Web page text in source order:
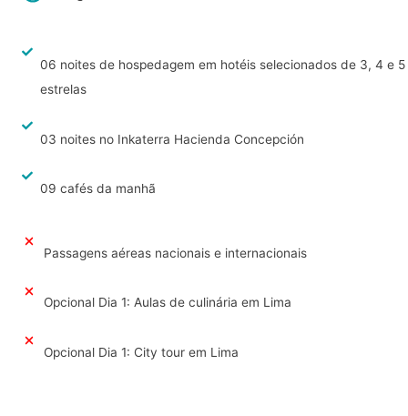
06 noites de hospedagem em hotéis selecionados de 3, 4 e 5
estrelas
03 noites no Inkaterra Hacienda Concepción
09 cafés da manhã
Passagens aéreas nacionais e internacionais
Opcional Dia 1: Aulas de culinária em Lima
Opcional Dia 1: City tour em Lima